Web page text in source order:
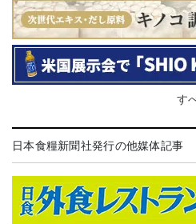
す
日本食糧新聞社発行の他媒体記事